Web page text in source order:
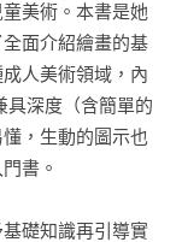
美術。本書是她
面介紹繪畫的基
人美術領域，內
具深度（含簡單的
，生動的圖示也
書。
礎知識再引導實